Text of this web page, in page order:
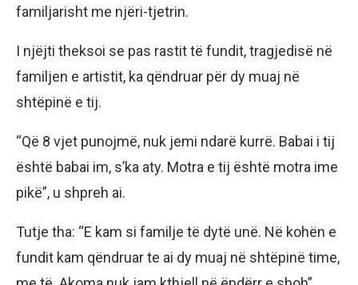
familjarisht me njëri-tjetrin.
I njëjti theksoi se pas rastit të fundit, tragjedisë në
familjen e artistit, ka qëndruar për dy muaj në
shtëpinë e tij.
“Që 8 vjet punojmë, nuk jemi ndarë kurrë. Babai i tij
është babai im, s’ka aty. Motra e tij është motra ime
pikë”, u shpreh ai.
Tutje tha: “E kam si familje të dytë unë. Në kohën e
fundit kam qëndruar te ai dy muaj në shtëpinë time,